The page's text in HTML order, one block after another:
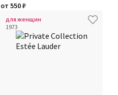
от 550₽
для женщин
1973